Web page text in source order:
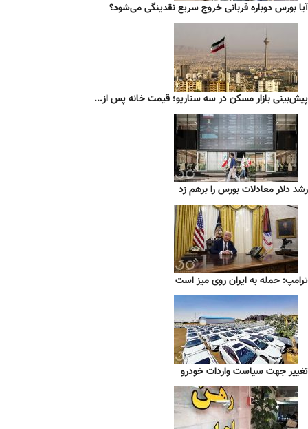
آیا بورس دوباره قربانی خروج سریع نقدینگی می‌شود؟
پیش‌بینی بازار مسکن در سه سناریو؛ قیمت خانه پس از...
رشد دلار معادلات بورس را برهم زد
ترامپ: حمله به ایران روی میز است
تغییر جهت سیاست واردات خودرو